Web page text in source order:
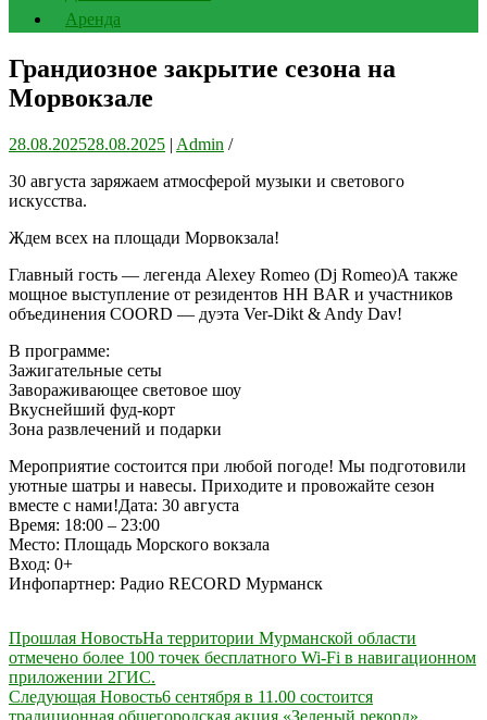
Аренда
Грандиозное закрытие сезона на
Морвокзале
28.08.202528.08.2025 | Admin /
30 августа заряжаем атмосферой музыки и светового
искусства.
Ждем всех на площади Морвокзала!
Главный гость — легенда Alexey Romeo (Dj Romeo)А также
мощное выступление от резидентов HH BAR и участников
объединения COORD — дуэта Ver-Dikt & Andy Dav!
В программе:
Зажигательные сеты
Завораживающее световое шоу
Вкуснейший фуд-корт
Зона развлечений и подарки
Мероприятие состоится при любой погоде! Мы подготовили
уютные шатры и навесы. Приходите и провожайте сезон
вместе с нами!Дата: 30 августа
Время: 18:00 – 23:00
Место: Площадь Морского вокзала
Вход: 0+
Инфопартнер: Радио RECORD Мурманск
Навигация
по
записям
Прошлая НовостьНа территории Мурманской области
отмечено более 100 точек бесплатного Wi-Fi в навигационном
приложении 2ГИС.
Следующая Новость6 сентября в 11.00 состоится
традиционная общегородская акция «Зеленый рекорд».